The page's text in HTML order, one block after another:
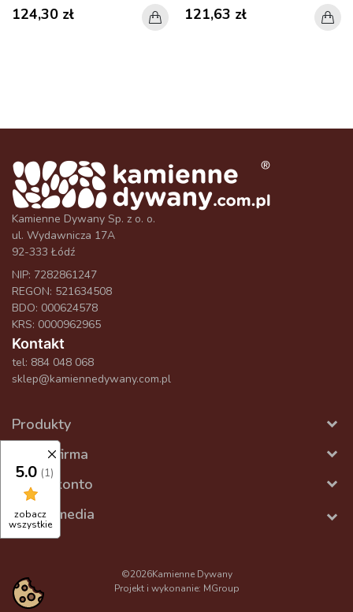
124,30 zł 121,63 zł
Kamienne Dywany Sp. z o. o.
ul. Wydawnicza 17A
92-333 Łódź
NIP: 7282861247
REGON: 521634508
BDO: 000624578
KRS: 0000962965
Kontakt
tel: 884 048 068
sklep@kamiennedywany.com.pl
Produkty
Nasza firma
Twoje konto
Social media
©2026Kamienne Dywany
Projekt i wykonanie: MGroup
5.0 (1)
zobacz
wszystkie